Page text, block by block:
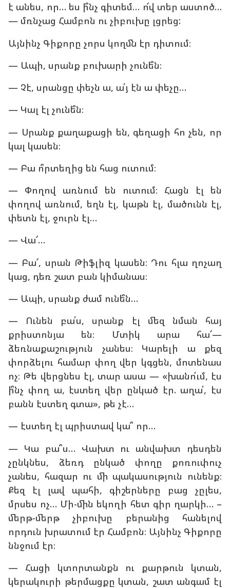
է անես, որ… ես ի՞նչ գիտեմ… ո՜վ տեր աստոծ…
— մռնչաց Համբոն ու չիբուխը լցրեց:
Այնինչ Գիքորը չորս կողմն էր դիտում։
— Ապի, սրանք բուխարի չունե՞ն։
— Չէ, սրանցը փեչն ա, ա՛յ էն ա փեչը…
— Կալ էլ չունե՞ն։
— Սրանք քաղաքացի են, գեղացի հո չեն, որ
կալ կասեն։
— Բա ո՞րտեղից են հաց ուտում։
— Փողով առնում են ուտում։ Հացն էլ են
փողով առնում, եղն էլ, կաթն էլ, մածունն էլ,
փետն էլ, ջուրն էլ…
— Վա՜…
— Բա՜, սրան Թիֆլիզ կասեն։ Դու հլա ղոչաղ
կաց, դեռ շատ բան կիմանաս։
— Ապի, սրանք ժամ ունե՞ն…
— Ունեն բա՛ս, սրանք էլ մեզ նման հայ
քրիստոնյա են։ Մտիկ արա հա՜—
ձեռնաքաշություն չանես։ Կարելի ա քեզ
փորձելու համար փող վեր կգցեն, մոտենաս
ոչ։ Թե վերցնես էլ, տար ասա — «խանո՛ւմ, էս
ի՞նչ փող ա, էստեղ վեր ընկած էր. աղա՛, էս
բանն էստեղ գտա», թե չէ…
— էստեղ էլ պրիստավ կա՞ որ…
— Կա բա՞ս… Վախտ ու անվախտ դեսդեն
չընկնես, ձեռդ ընկած փողը քոռուփուչ
չանես, հազար ու մի պակասություն ունենք։
Քեզ էլ լավ պահի, գիշերները բաց չըլես,
մրսես ոչ… Մի-մին եկողի հետ գիր ղարկի… –
մերթ-մերթ չիբուխը բերանից հանելով
որդուն խրատում էր Համբոն։ Այնինչ Գիքորը
ննջում էր։
— Հացի կտորտանքն ու քարթուն կտան,
կերակուրի թերմացքը կտան, շատ անգամ էլ